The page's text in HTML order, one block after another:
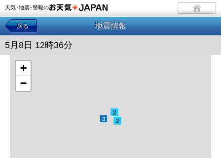
天気･地震･警報の
戻る 地震情報
5月8日 12時36分
+
−